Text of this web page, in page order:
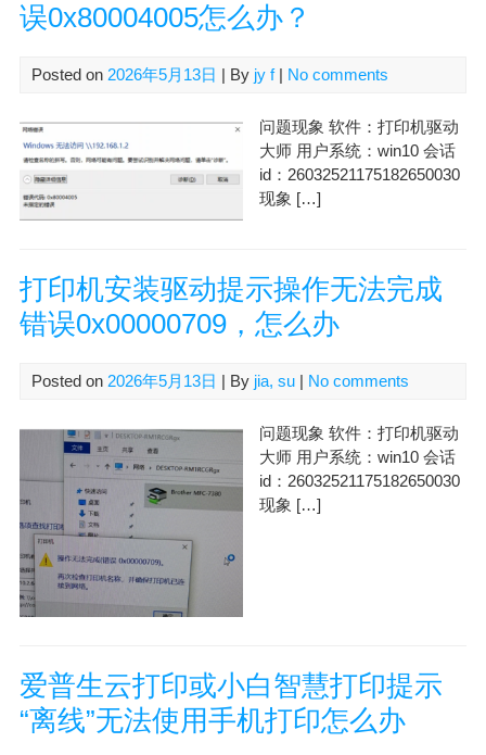
误0x80004005怎么办？
Posted on 2026年5月13日 | By jy f| No comments
问题现象 软件：打印机驱动
大师 用户系统：win10 会话
id：26032521175182650030
现象 […]
打印机安装驱动提示操作无法完成
错误0x00000709，怎么办
Posted on 2026年5月13日 | By jia, su| No comments
问题现象 软件：打印机驱动
大师 用户系统：win10 会话
id：26032521175182650030
现象 […]
爱普生云打印或小白智慧打印提示
“离线”无法使用手机打印怎么办